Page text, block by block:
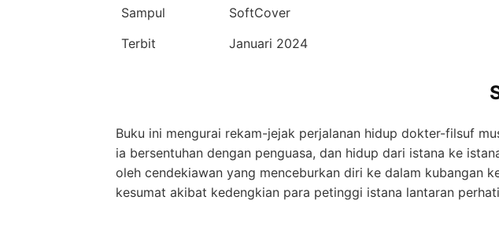
Sampul
SoftCover
Terbit
Januari 2024
Buku ini mengurai rekam-jejak perjalanan hidup dokter-filsuf
ia bersentuhan dengan penguasa, dan hidup dari istana ke
oleh cendekiawan yang menceburkan diri ke dalam kubangan
kesumat akibat kedengkian para petinggi istana lantaran